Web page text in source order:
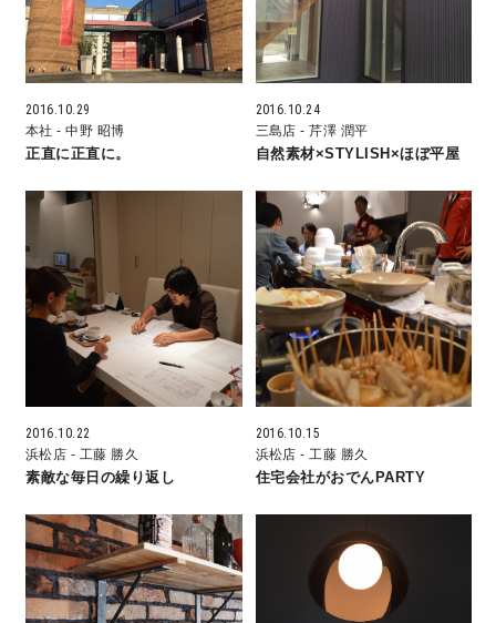
営業時間／10:00～20:00 定休日／年末年始
タップで電話をかける
来店・見学予約
OWNER’S SITE オーナーズサイト
nattokuグループコーポレートサイト
nattoku住宅 10のこだわり
理想の暮らしを引き出すデザイン力
家具まで標準仕様の空間コーディネート
2016.10.29
本社- 中野 昭博
正直に正直に。
2016.10.24
三島店- 芹澤 潤平
自然素材×STYLISH×ほぼ平屋
2016.10.22
浜松店 - 工藤 勝久
素敵な毎日の繰り返し
2016.10.15
浜松店- 工藤 勝久
住宅会社がおでんPARTY